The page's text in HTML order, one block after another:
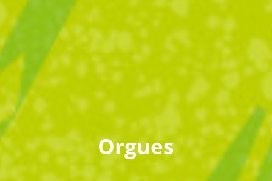
Orgues